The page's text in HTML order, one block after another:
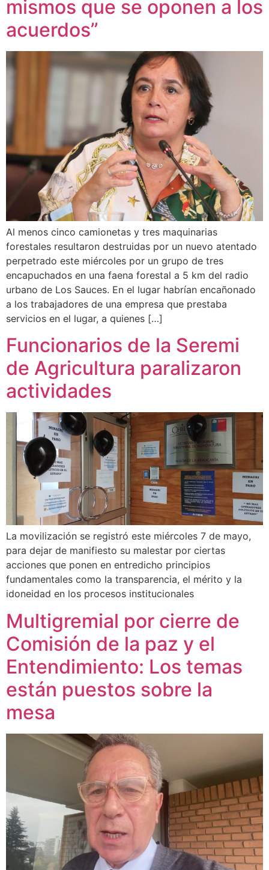
mismos que se oponen a los
acuerdos”
Al menos cinco camionetas y tres maquinarias
forestales resultaron destruidas por un nuevo atentado
perpetrado este miércoles por un grupo de tres
encapuchados en una faena forestal a 5 km del radio
urbano de Los Sauces. En el lugar habrían encañonado
a los trabajadores de una empresa que prestaba
servicios en el lugar, a quienes […]
Funcionarios de la Seremi
de Agricultura paralizaron
actividades
La movilización se registró este miércoles 7 de mayo,
para dejar de manifiesto su malestar por ciertas
acciones que ponen en entredicho principios
fundamentales como la transparencia, el mérito y la
idoneidad en los procesos institucionales
Multigremial por cierre de
Comisión de la paz y el
Entendimiento: Los temas
están puestos sobre la
mesa